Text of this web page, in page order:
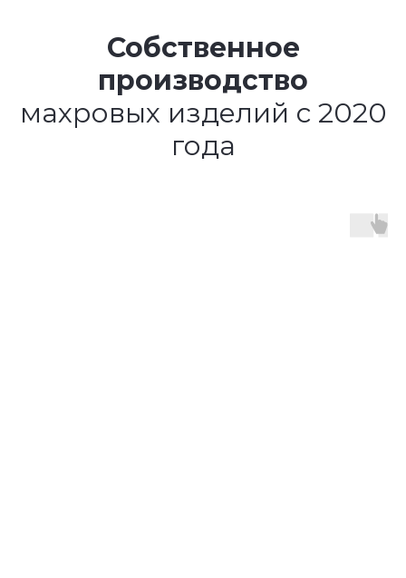
Собственное
производство
махровых изделий с 2020
года